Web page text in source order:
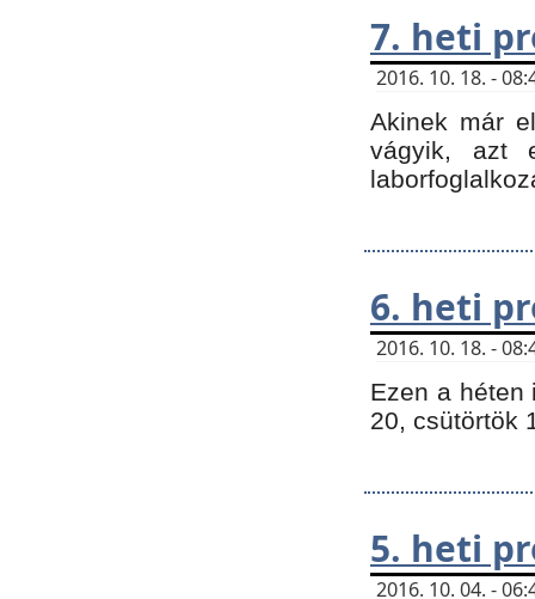
7. heti
2016. 10. 18. -
Akinek már
vágyik, azt
6. heti
2016. 10. 18. -
Ezen a héten
20, csütörtök
5. heti
2016. 10. 04. -